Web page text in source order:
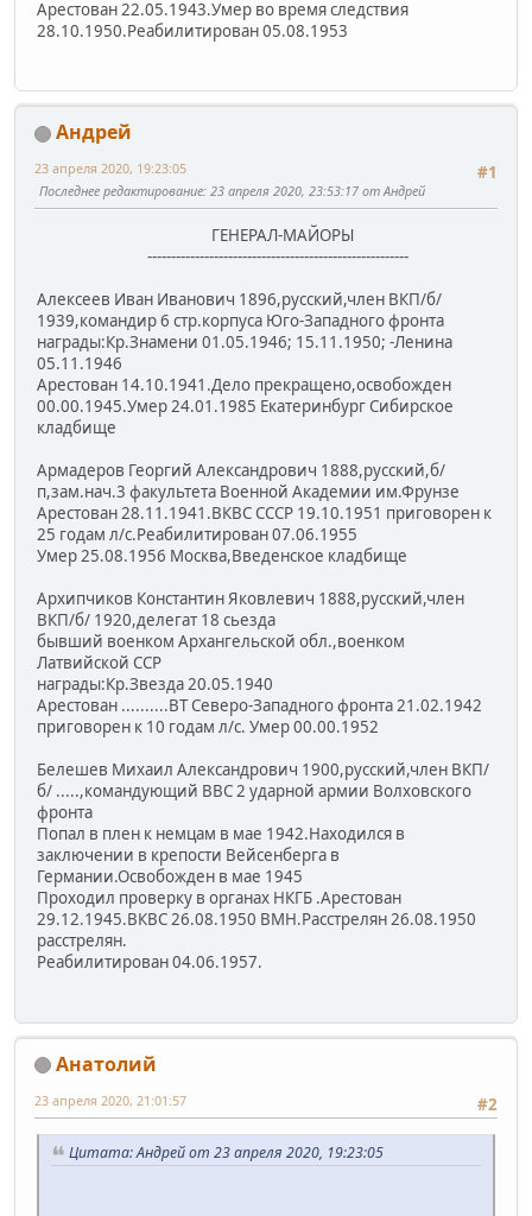
Арестован 22.05.1943.Умер во время следствия
28.10.1950.Реабилитирован 05.08.1953
Андрей
#1
23 апреля 2020, 19:23:05
Последнее редактирование: 23 апреля 2020, 23:53:17 от Андрей
ГЕНЕРАЛ-МАЙОРЫ
-------------------------------------------------------
Алексеев Иван Иванович 1896,русский,член ВКП/б/
1939,командир 6 стр.корпуса Юго-Западного фронта
награды:Кр.Знамени 01.05.1946; 15.11.1950; -Ленина
05.11.1946
Арестован 14.10.1941.Дело прекращено,освобожден
00.00.1945.Умер 24.01.1985 Екатеринбург Сибирское
кладбище
Армадеров Георгий Александрович 1888,русский,б/
п,зам.нач.3 факультета Военной Академии им.Фрунзе
Арестован 28.11.1941.ВКВС СССР 19.10.1951 приговорен к
25 годам л/с.Реабилитирован 07.06.1955
Умер 25.08.1956 Москва,Введенское кладбище
Архипчиков Константин Яковлевич 1888,русский,член
ВКП/б/ 1920,делегат 18 сьезда
бывший военком Архангельской обл.,военком
Латвийской ССР
награды:Кр.Звезда 20.05.1940
Арестован ..........ВТ Северо-Западного фронта 21.02.1942
приговорен к 10 годам л/с. Умер 00.00.1952
Белешев Михаил Александрович 1900,русский,член ВКП/
б/ .....,командующий ВВС 2 ударной армии Волховского
фронта
Попал в плен к немцам в мае 1942.Находился в
заключении в крепости Вейсенберга в
Германии.Освобожден в мае 1945
Проходил проверку в органах НКГБ .Арестован
29.12.1945.ВКВС 26.08.1950 ВМН.Расстрелян 26.08.1950
расстрелян.
Реабилитирован 04.06.1957.
Анатолий
#2
23 апреля 2020, 21:01:57
Цитата: Андрей от 23 апреля 2020, 19:23:05